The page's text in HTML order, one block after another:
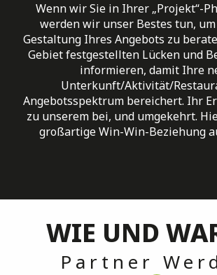
Wenn wir Sie in Ihrer „Projekt“-
werden wir unser Bestes tun,
Gestaltung Ihres Angebots zu
Gebiet festgestellten Lücken und
informieren, damit Ihre
Unterkunft/Aktivität/
Angebotsspektrum bereichert. Ihr
zu unserem bei, und umgekehrt.
großartige Win-Win-Beziehung
WIE UND
Partner